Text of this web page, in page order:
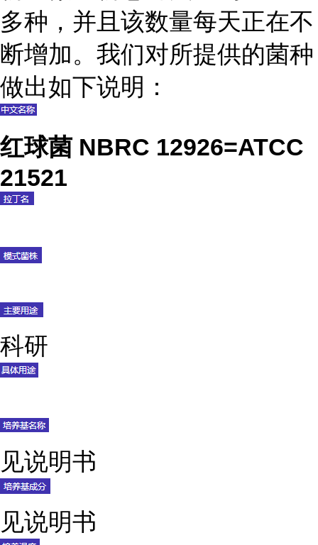
多种，并且该数量每天正在不
断增加。我们对所提供的菌种
做出如下说明：
红球菌 NBRC 12926=ATCC
21521
科研
见说明书
见说明书